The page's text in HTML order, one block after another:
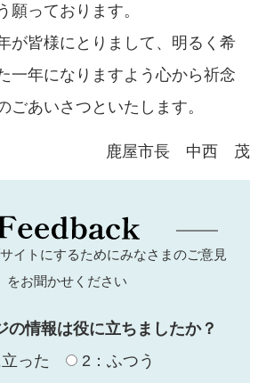
願っております。
が皆様にとりまして、明るく希
一年になりますよう心から祈念
ごあいさつといたします。
鹿屋市長 中西 茂
イトにするためにみなさまのご意見
をお聞かせください
の情報は役に立ちましたか？
った
2：ふつう